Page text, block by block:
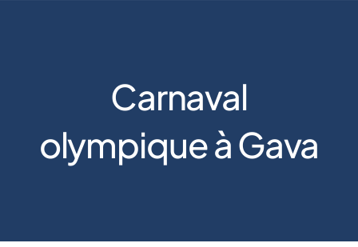
Carnaval
olympique à Gava